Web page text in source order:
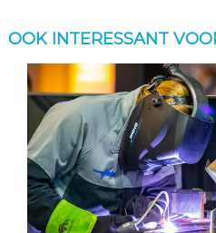
OOK INTERESSANT